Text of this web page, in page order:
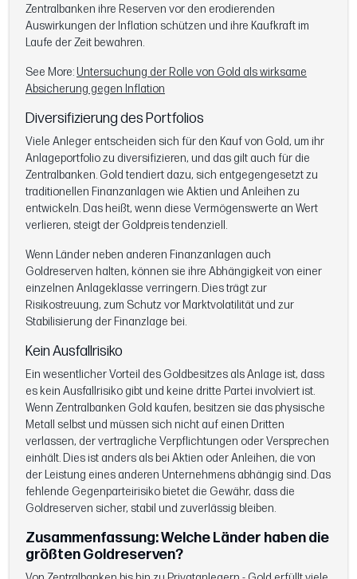
Zentralbanken ihre Reserven vor den erodierenden
Auswirkungen der Inflation schützen und ihre Kaufkraft im
Laufe der Zeit bewahren.
See More:Untersuchung der Rolle von Gold als wirksame
Absicherung gegen Inflation
Diversifizierung des Portfolios
Viele Anleger entscheiden sich für den Kauf von Gold, um ihr
Anlageportfolio zu diversifizieren, und das gilt auch für die
Zentralbanken. Gold tendiert dazu, sich entgegengesetzt zu
traditionellen Finanzanlagen wie Aktien und Anleihen zu
entwickeln. Das heißt, wenn diese Vermögenswerte an Wert
verlieren, steigt der Goldpreis tendenziell.
Wenn Länder neben anderen Finanzanlagen auch
Goldreserven halten, können sie ihre Abhängigkeit von einer
einzelnen Anlageklasse verringern. Dies trägt zur
Risikostreuung, zum Schutz vor Marktvolatilität und zur
Stabilisierung der Finanzlage bei.
Kein Ausfallrisiko
Ein wesentlicher Vorteil des Goldbesitzes als Anlage ist, dass
es kein Ausfallrisiko gibt und keine dritte Partei involviert ist.
Wenn Zentralbanken Gold kaufen, besitzen sie das physische
Metall selbst und müssen sich nicht auf einen Dritten
verlassen, der vertragliche Verpflichtungen oder Versprechen
einhält. Dies ist anders als bei Aktien oder Anleihen, die von
der Leistung eines anderen Unternehmens abhängig sind. Das
fehlende Gegenparteirisiko bietet die Gewähr, dass die
Goldreserven sicher, stabil und zuverlässig bleiben.
Zusammenfassung: Welche Länder haben die
größten Goldreserven?